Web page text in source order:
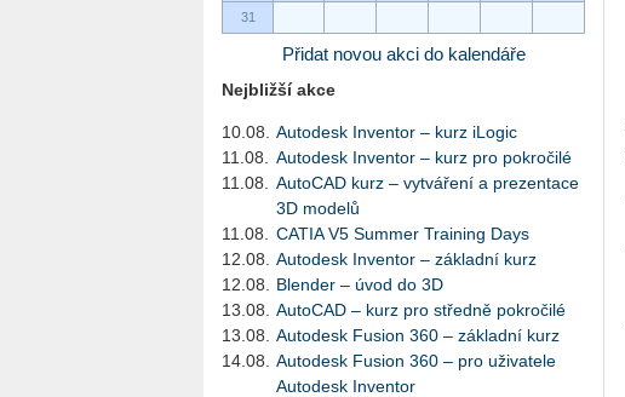
31
Přidat novou akci do kalendáře
Nejbližší akce
10.08.
Autodesk Inventor – kurz iLogic
11.08.
Autodesk Inventor – kurz pro pokročilé
11.08.
AutoCAD kurz – vytváření a prezentace
3D modelů
11.08.
CATIA V5 Summer Training Days
12.08.
Autodesk Inventor – základní kurz
12.08.
Blender – úvod do 3D
13.08.
AutoCAD – kurz pro středně pokročilé
13.08.
Autodesk Fusion 360 – základní kurz
14.08.
Autodesk Fusion 360 – pro uživatele
Autodesk Inventor